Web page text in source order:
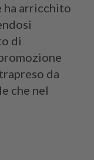
ha arricchito
di
da
che nel